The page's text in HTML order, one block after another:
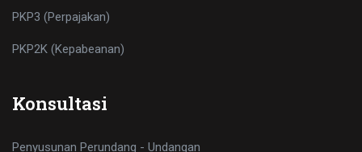
PKP3 (Perpajakan)
PKP2K (Kepabeanan)
Konsultasi
Penyusunan Perundang - Undangan